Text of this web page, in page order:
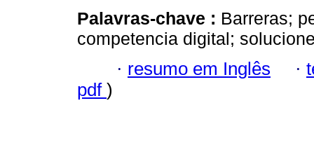
Palavras-chave : Barreras;
competencia digital;
· resumo em Inglês ·
pdf )